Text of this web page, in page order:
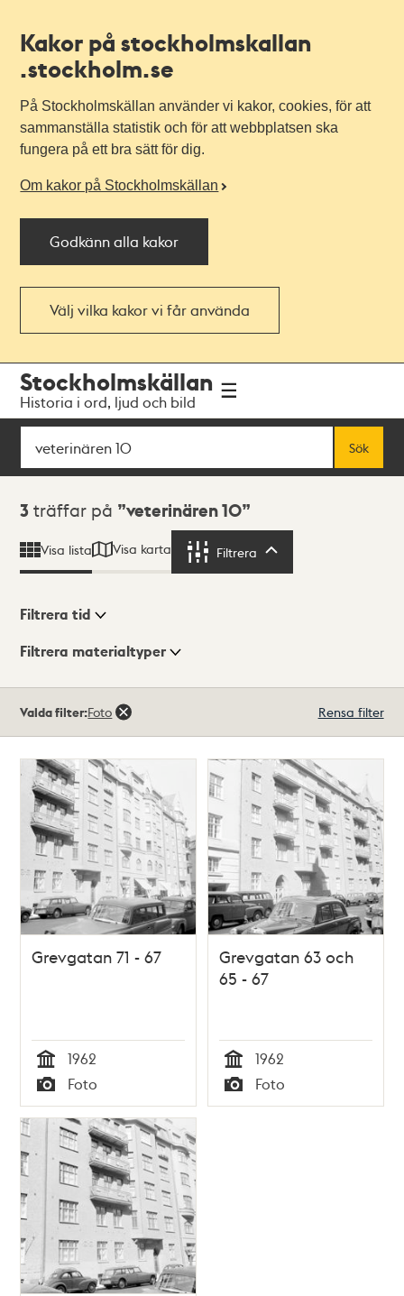
Kakor på stockholmskallan
.stockholm.se
På Stockholmskällan använder vi kakor, cookies, för att
sammanställa statistik och för att webbplatsen ska
fungera på ett bra sätt för dig.
Om kakor på Stockholmskällan
Godkänn alla kakor
Välj vilka kakor vi får använda
navigationen
huvudinnehållet
Stockholmskällan
Historia i ord, ljud och bild
Sök
Sök
Sökresultat
3 träffar på veterinären 10
Visa lista Visa karta Filtrera
Visningsläge
Filtrera tid
Filtrera materialtyper
träffar
Valda filter:Foto Rensa filter
Grevgatan 71 - 67
Tid
1962
Typ
Foto
Grevgatan 63 och
65 - 67
Tid
1962
Typ
Foto